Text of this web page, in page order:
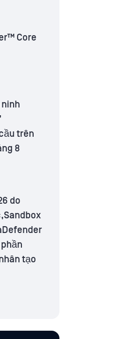
Core
trên
8
do
tạo